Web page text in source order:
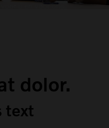
u en voor ons
dolor.
text